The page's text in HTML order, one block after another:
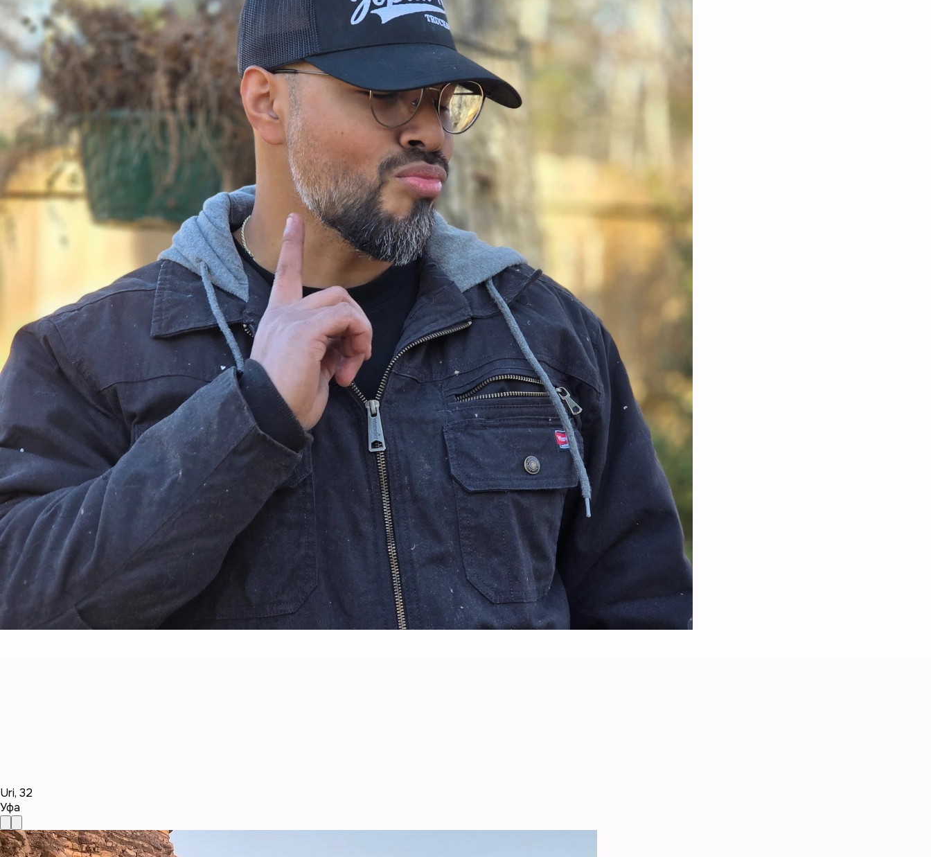
Uri, 32
Уфа